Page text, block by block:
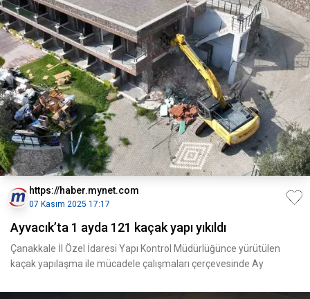
https://haber.mynet.com
07 Kasım 2025 17:17
Ayvacık’ta 1 ayda 121 kaçak yapı yıkıldı
Çanakkale İl Özel İdaresi Yapı Kontrol Müdürlüğünce yürütülen
kaçak yapılaşma ile mücadele çalışmaları çerçevesinde Ay